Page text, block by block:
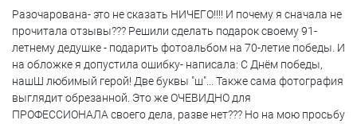
Разочарована- это не сказать НИЧЕГО!!!! И почему я сначала не
прочитала отзывы??? Решили сделать подарок своему 91-
летнему дедушке - подарить фотоальбом на 70-летие победы. И
на обложке я допустила ошибку- написала: С Днём победы,
нашШ любимый герой! Две буквы "ш"... Также сама фотография
выглядит обрезанной. Это же ОЧЕВИДНО для
ПРОФЕССИОНАЛА своего дела, разве нет??? Но на мою просьбу